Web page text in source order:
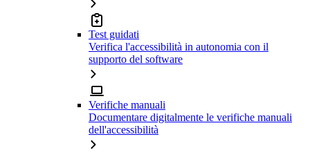
Test guidati
Verifica l'accessibilità in autonomia con il
supporto del software
Verifiche manuali
Documentare digitalmente le verifiche manuali
dell'accessibilità